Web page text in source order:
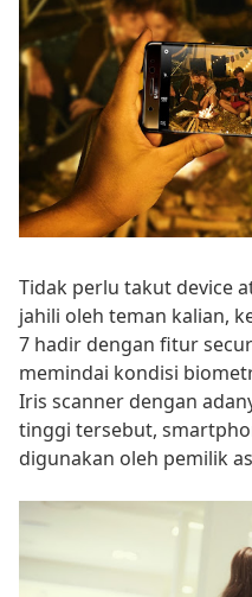
Tidak perlu takut device
jahili oleh teman kalian,
7 hadir dengan fitur
memindai kondisi
Iris scanner dengan
tinggi tersebut,
digunakan oleh pemilik